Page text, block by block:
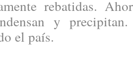
rebatidas.
y
el país.